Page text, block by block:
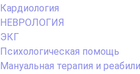
Кардиология
НЕВРОЛОГИЯ
ЭКГ
Психологическая помощь
Мануальная терапия и